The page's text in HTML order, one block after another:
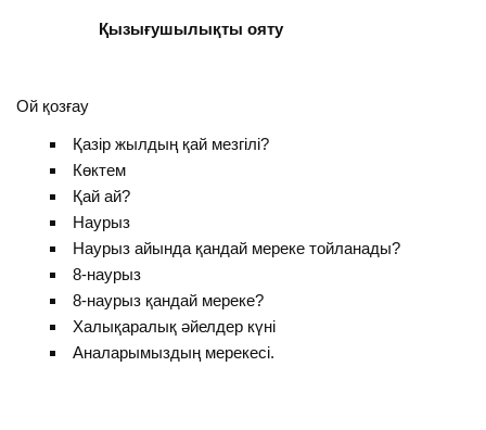
Қызығушылықты ояту
Ой қозғау
Қазір жылдың қай мезгілі?
Көктем
Қай ай?
Наурыз
Наурыз айында қандай мереке тойланады?
8-наурыз
8-наурыз қандай мереке?
Халықаралық әйелдер күні
Аналарымыздың мерекесі.